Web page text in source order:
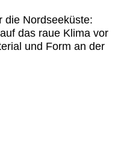
die Nordseeküste:
das raue Klima vor
und Form an der